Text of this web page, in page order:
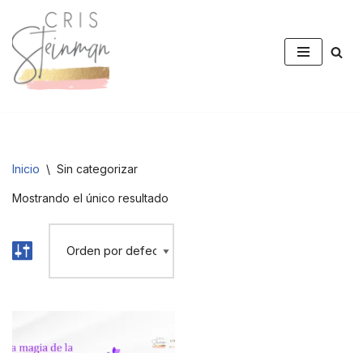
Saltar
al
contenido
Inicio \ Sin categorizar
Mostrando el único resultado